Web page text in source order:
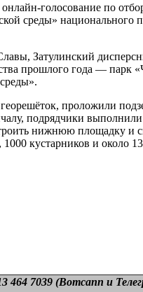
онлайн-голосование по
среды» национального
Затулинский
прошлого года — парк
проложили
подрядчики
нижнюю площадку и
кустарников и около
464 7039 (Вотсапп и